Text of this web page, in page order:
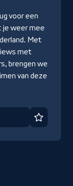
voor een
je weer mee
Met
met
brengen we
van deze